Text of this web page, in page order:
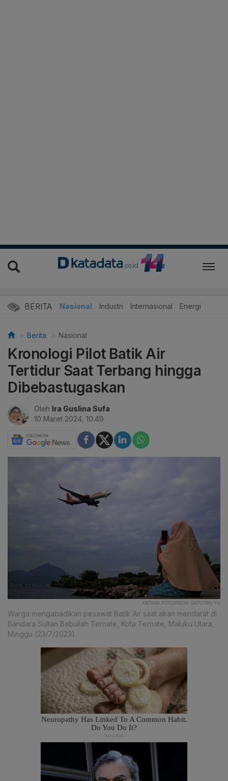
BERITA Nasional Industri Internasional Energi
Berita Nasional
Kronologi Pilot Batik Air
Tertidur Saat Terbang hingga
Dibebastugaskan
Oleh Ira Guslina Sufa
10 Maret 2024, 10:49
ANTARA FOTO/ANDRI SAPUTRA/YU
Warga mengabadikan pesawat Batik Air saat akan mendarat di
Bandara Sultan Babullah Ternate, Kota Ternate, Maluku Utara,
Minggu (23/7/2023).